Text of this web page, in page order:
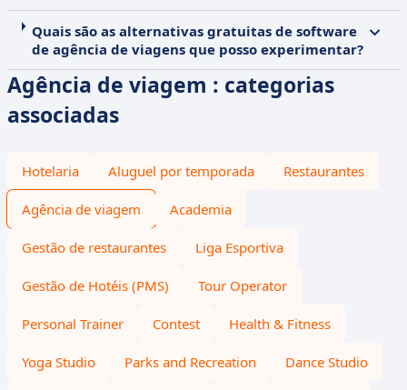
Quais são as alternativas gratuitas de software
de agência de viagens que posso experimentar?
Agência de viagem : categorias
associadas
Hotelaria Aluguel por temporada Restaurantes
Agência de viagem Academia
Gestão de restaurantes Liga Esportiva
Gestão de Hotéis (PMS) Tour Operator
Personal Trainer Contest Health & Fitness
Yoga Studio Parks and Recreation Dance Studio